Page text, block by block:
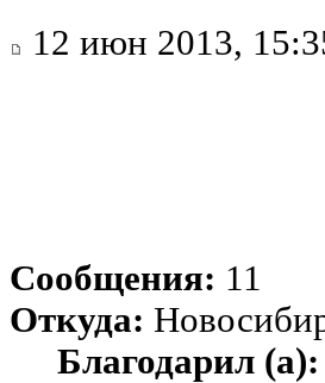
12 июн 2013,
Сообщения: 11
Откуда:
Благодарил (а):